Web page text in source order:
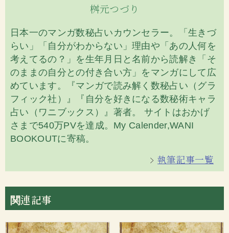
桝元つづり
日本一のマンガ数秘占いカウンセラー。「生きづ
らい」「自分がわからない」理由や「あの人何を
考えてるの？」を生年月日と名前から読解き「そ
のままの自分との付き合い方」をマンガにして広
めています。『マンガで読み解く数秘占い（グラ
フィック社）』『自分を好きになる数秘術キャラ
占い（ワニブックス）』著者。 サイトはおかげ
さまで540万PVを達成。My Calender,WANI
BOOKOUTに寄稿。
執筆記事一覧
関連記事